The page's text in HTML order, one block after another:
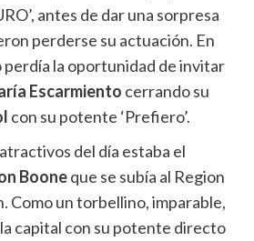
antes de dar una sorpresa
perderse su actuación. En
perdía la oportunidad de invitar
Escarmiento cerrando su
con su potente ‘Prefiero’.
del día estaba el
Booneque se subía al Region
Como un torbellino, imparable,
capital con su potente directo